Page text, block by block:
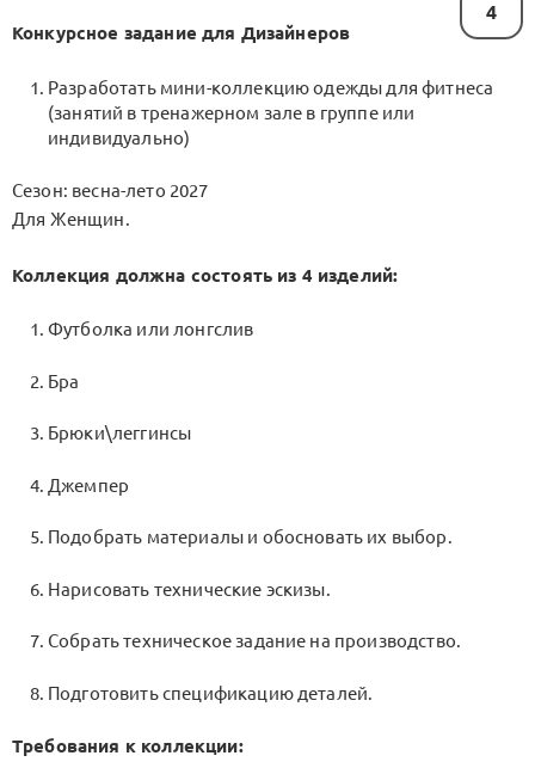
4
Конкурсное задание для Дизайнеров
Разработать мини-коллекцию одежды для фитнеса
(занятий в тренажерном зале в группе или
индивидуально)
Сезон: весна-лето 2027
Для Женщин.
Коллекция должна состоять из 4 изделий:
Футболка или лонгслив
Бра
Брюки\леггинсы
Джемпер
Подобрать материалы и обосновать их выбор.
Нарисовать технические эскизы.
Собрать техническое задание на производство.
Подготовить спецификацию деталей.
Требования к коллекции: